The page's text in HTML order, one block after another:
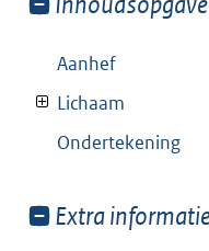
van:
Aanhef
Lichaam
Ondertekening
Toon
Extra